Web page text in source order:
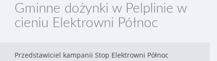
Gminne dożynki w Pelplinie w
cieniu Elektrowni Północ
Przedstawiciel kampanii Stop Elektrowni Północ